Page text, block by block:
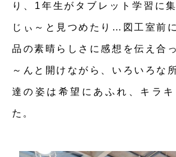
り、1年生がタブレット学習に
じぃ～と見つめたり…図工室前
品の素晴らしさに感想を伝え合
～んと開けながら、いろいろな
達の姿は希望にあふれ、キラ
た。